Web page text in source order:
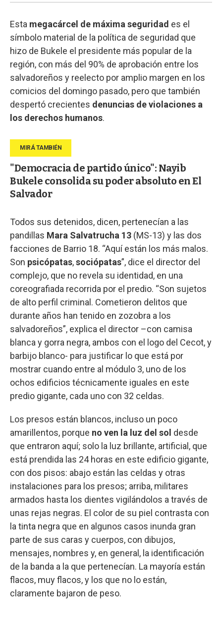
Esta megacárcel de máxima seguridad es el
símbolo material de la política de seguridad que
hizo de Bukele el presidente más popular de la
región, con más del 90% de aprobación entre los
salvadoreños y reelecto por amplio margen en los
comicios del domingo pasado, pero que también
despertó crecientes denuncias de violaciones a
los derechos humanos.
"Democracia de partido único": Nayib
Bukele consolida su poder absoluto en El
Salvador
Todos sus detenidos, dicen, pertenecían a las
pandillas Mara Salvatrucha 13 (MS-13) y las dos
facciones de Barrio 18. “Aquí están los más malos.
Son psicópatas,sociópatas”, dice el director del
complejo, que no revela su identidad, en una
coreografiada recorrida por el predio. “Son sujetos
de alto perfil criminal. Cometieron delitos que
durante años han tenido en zozobra a los
salvadoreños”, explica el director –con camisa
blanca y gorra negra, ambos con el logo del Cecot, y
barbijo blanco- para justificar lo que está por
mostrar cuando entre al módulo 3, uno de los
ochos edificios técnicamente iguales en este
predio gigante, cada uno con 32 celdas.
Los presos están blancos, incluso un poco
amarillentos, porque no ven la luz del sol desde
que entraron aquí; solo la luz brillante, artificial, que
está prendida las 24 horas en este edificio gigante,
con dos pisos: abajo están las celdas y otras
instalaciones para los presos; arriba, militares
armados hasta los dientes vigilándolos a través de
unas rejas negras. El color de su piel contrasta con
la tinta negra que en algunos casos inunda gran
parte de sus caras y cuerpos, con dibujos,
mensajes, nombres y, en general, la identificación
de la banda a la que pertenecían. La mayoría están
flacos, muy flacos, y los que no lo están,
claramente bajaron de peso.